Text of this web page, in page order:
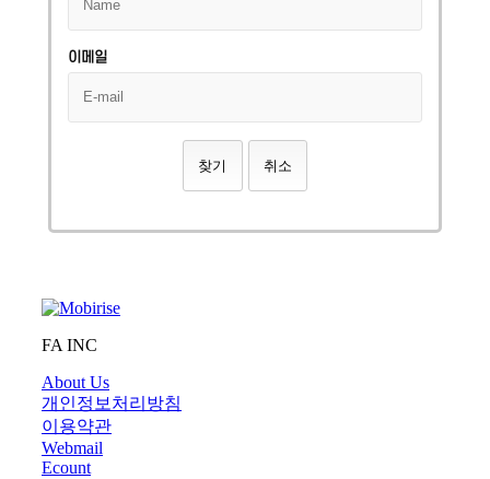
이메일
찾기 취소
FA INC
About Us
개인정보처리방침
이용약관
Webmail
Ecount